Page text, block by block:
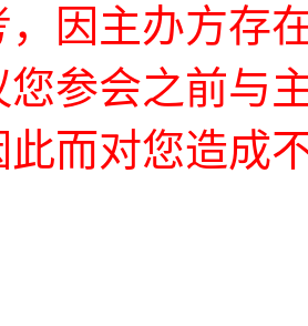
，因主办方存
您参会之前与
此而对您造成